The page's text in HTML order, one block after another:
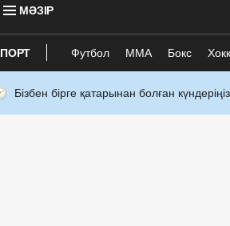
МӘЗІР
Футбол ММА Бокс
Бізбен бірге қатарынан болған күндеріңіз